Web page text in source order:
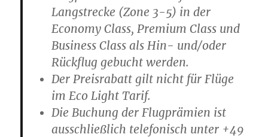
Langstrecke (Zone 3-5) in der
Economy Class, Premium Class und
Business Class als Hin- und/oder
Rückflug gebucht werden.
Der Preisrabatt gilt nicht für Flüge
im Eco Light Tarif.
Die Buchung der Flugprämien ist
ausschließlich telefonisch unter +49